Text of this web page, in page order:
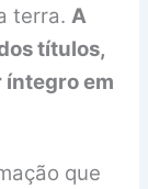
terra.A
títulos,
íntegro em
que